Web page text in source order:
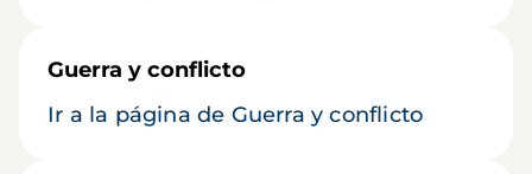
Guerra y conflicto
Ir a la página de Guerra y conflicto